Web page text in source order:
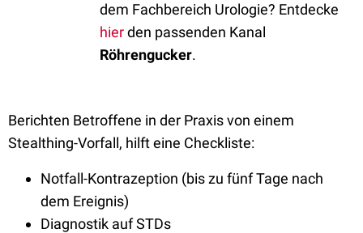
dem Fachbereich Urologie? Entdecke
hierden passenden Kanal
Röhrengucker.
Berichten Betroffene in der Praxis von einem
Stealthing-Vorfall, hilft eine Checkliste:
Notfall-Kontrazeption (bis zu fünf Tage nach
dem Ereignis)
Diagnostik auf STDs